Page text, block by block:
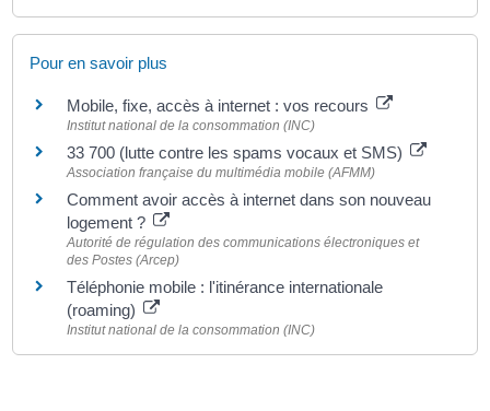
Pour en savoir plus
Mobile, fixe, accès à internet : vos recours
Institut national de la consommation (INC)
33 700 (lutte contre les spams vocaux et SMS)
Association française du multimédia mobile (AFMM)
Comment avoir accès à internet dans son nouveau
logement ?
Autorité de régulation des communications électroniques et
des Postes (Arcep)
Téléphonie mobile : l'itinérance internationale
(roaming)
Institut national de la consommation (INC)